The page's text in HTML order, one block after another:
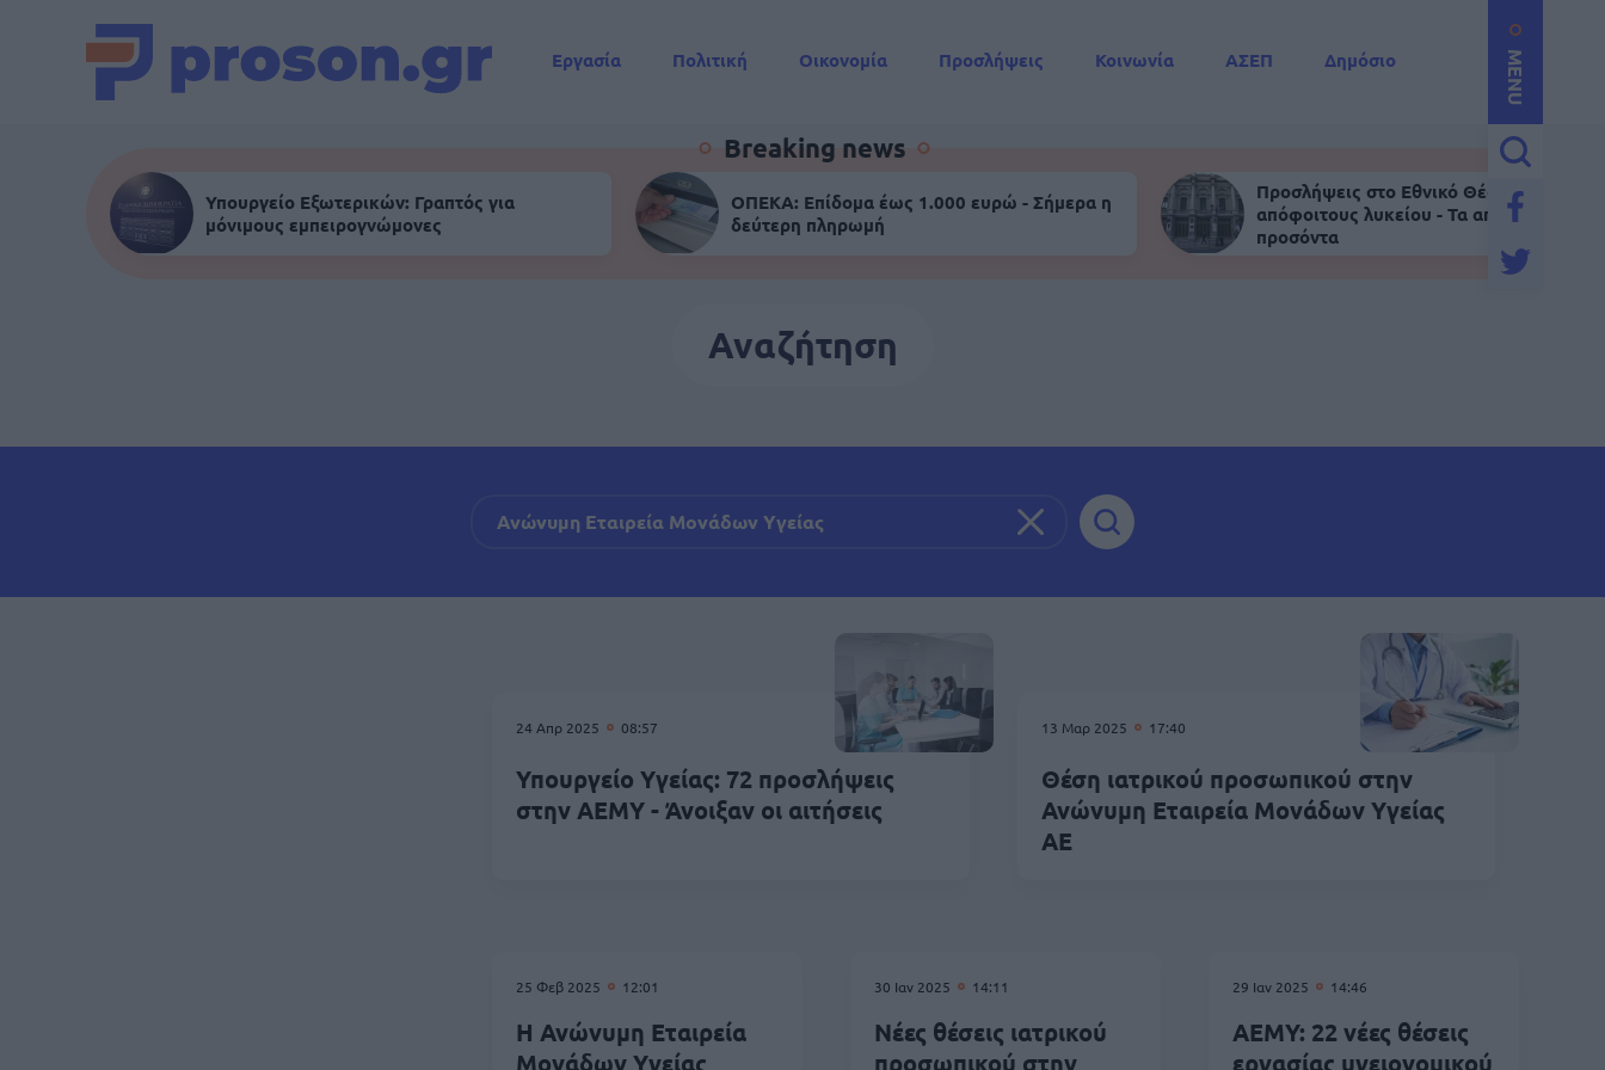
MENU
Εργασία Πολιτική Οικονομία Προσλήψεις Κοινωνία ΑΣΕΠ
Δημόσιο
Breaking news
Υπουργείο Εξωτερικών: Γραπτός για
μόνιμους εμπειρογνώμονες
ΟΠΕΚΑ: Επίδομα έως 1.000 ευρώ - Σήμερα η
δεύτερη πληρωμή
Προσλήψεις στο Εθνικό Θέατρο για
απόφοιτους λυκείου - Τα απαραίτητα
προσόντα
Αναζήτηση
24 Απρ 2025 08:57
Υπουργείο Υγείας: 72 προσλήψεις
στην ΑΕΜΥ - Άνοιξαν οι αιτήσεις
13 Μαρ 2025 17:40
Θέση ιατρικού προσωπικού στην
Ανώνυμη Εταιρεία Μονάδων Υγείας
ΑΕ
25 Φεβ 2025 12:01
Η Ανώνυμη Εταιρεία
Μονάδων Υγείας
30 Ιαν 2025 14:11
Νέες θέσεις ιατρικού
προσωπικού στην
29 Ιαν 2025 14:46
ΑΕΜΥ: 22 νέες θέσεις
εργασίας υγειονομικού